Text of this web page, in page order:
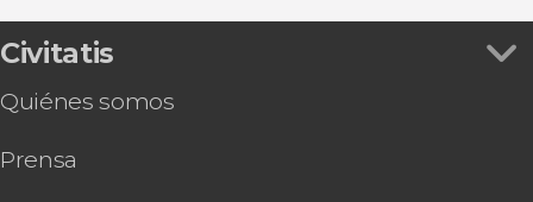
Civitatis
Quiénes somos
Prensa